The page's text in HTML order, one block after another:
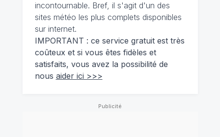
incontournable. Bref, il s'agit d'un des
sites météo les plus complets disponibles
sur internet.
IMPORTANT : ce service gratuit est très
coûteux et si vous êtes fidèles et
satisfaits, vous avez la possibilité de
nous aider ici >>>